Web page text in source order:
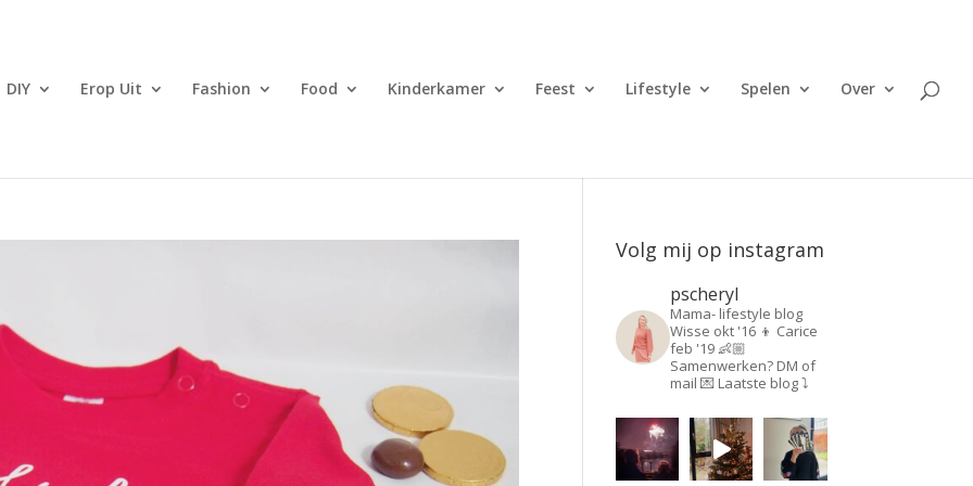
DIY Erop Uit Fashion Food Kinderkamer Feest Lifestyle Spelen Over
Volg mij op instagram
pscheryl
Mama- lifestyle blog
Wisse okt '16 👦 Carice
feb '19 👶🏼
Samenwerken? DM of
mail 💌 Laatste blog ⤵️